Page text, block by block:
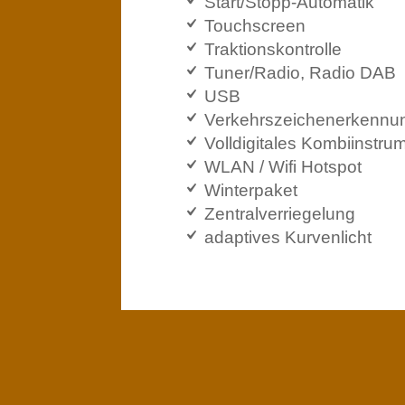
Touchscreen
Traktionskontrolle
Tuner/Radio, Radio DAB
USB
Volldigitales
WLAN / Wifi Hotspot
Winterpaket
Zentralverriegelung
adaptives Kurvenlicht